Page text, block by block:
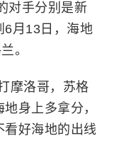
对手分别是新
6月13日，海地
。
摩洛哥，苏格
身上多拿分，
看好海地的出线